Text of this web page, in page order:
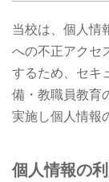
当校は、個人情
への不正アクセ
するため、セキ
備・教職員教育
実施し個人情報
個人情報の